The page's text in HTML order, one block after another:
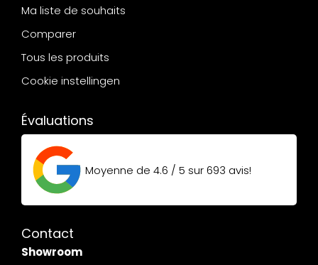
Ma liste de souhaits
Comparer
Tous les produits
Cookie instellingen
Évaluations
Moyenne de 4.6 / 5 sur693 avis!
Contact
Showroom